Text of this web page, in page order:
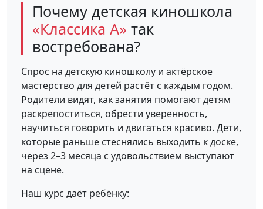
Почему детская киношкола
«Классика А» так
востребована?
Спрос на детскую киношколу и актёрское
мастерство для детей растёт с каждым годом.
Родители видят, как занятия помогают детям
раскрепоститься, обрести уверенность,
научиться говорить и двигаться красиво. Дети,
которые раньше стеснялись выходить к доске,
через 2–3 месяца с удовольствием выступают
на сцене.
Наш курс даёт ребёнку: